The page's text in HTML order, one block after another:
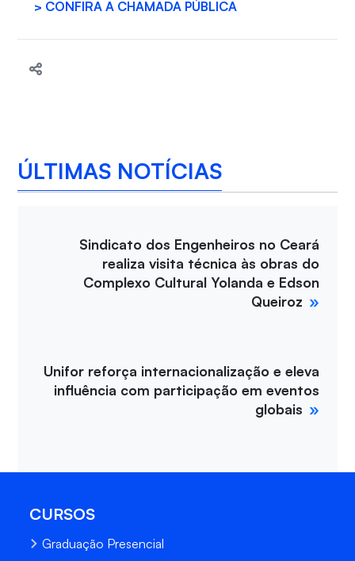
> CONFIRA A CHAMADA PÚBLICA
ÚLTIMAS NOTÍCIAS
Sindicato dos Engenheiros no Ceará
realiza visita técnica às obras do
Complexo Cultural Yolanda e Edson
Queiroz
Unifor reforça internacionalização e eleva
influência com participação em eventos
globais
CURSOS
Graduação Presencial